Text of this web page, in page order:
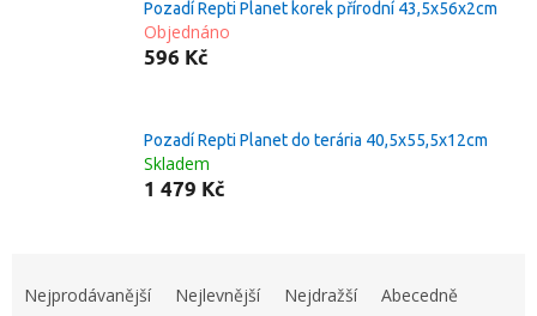
Pozadí Repti Planet korek přírodní 43,5x56x2cm
Objednáno
596 Kč
Pozadí Repti Planet do terária 40,5x55,5x12cm
Skladem
1 479 Kč
Nejprodávanější Nejlevnější Nejdražší Abecedně